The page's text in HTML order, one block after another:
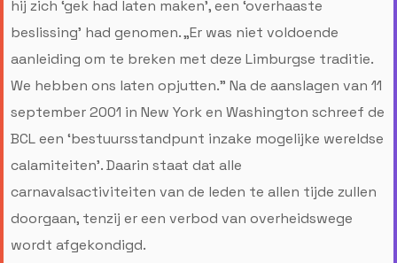
hij zich ‘gek had laten maken’, een ‘overhaaste
beslissing’ had genomen. „Er was niet voldoende
aanleiding om te breken met deze Limburgse traditie.
We hebben ons laten opjutten.” Na de aanslagen van 11
september 2001 in New York en Washington schreef de
BCL een ‘bestuursstandpunt inzake mogelijke wereldse
calamiteiten’. Daarin staat dat alle
carnavalsactiviteiten van de leden te allen tijde zullen
doorgaan, tenzij er een verbod van overheidswege
wordt afgekondigd.